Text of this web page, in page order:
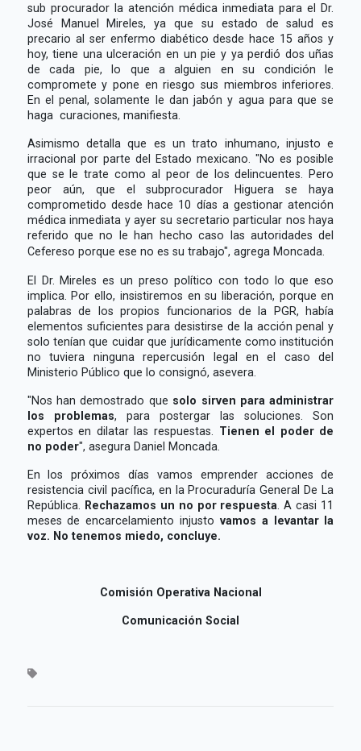
sub procurador la atención médica inmediata para el Dr.
José Manuel Mireles, ya que su estado de salud es
precario al ser enfermo diabético desde hace 15 años y
hoy, tiene una ulceración en un pie y ya perdió dos uñas
de cada pie, lo que a alguien en su condición le
compromete y pone en riesgo sus miembros inferiores.
En el penal, solamente le dan jabón y agua para que se
haga curaciones, manifiesta.
Asimismo detalla que es un trato inhumano, injusto e
irracional por parte del Estado mexicano. "No es posible
que se le trate como al peor de los delincuentes. Pero
peor aún, que el subprocurador Higuera se haya
comprometido desde hace 10 días a gestionar atención
médica inmediata y ayer su secretario particular nos haya
referido que no le han hecho caso las autoridades del
Cefereso porque ese no es su trabajo", agrega Moncada.
El Dr. Mireles es un preso político con todo lo que eso
implica. Por ello, insistiremos en su liberación, porque en
palabras de los propios funcionarios de la PGR, había
elementos suficientes para desistirse de la acción penal y
solo tenían que cuidar que jurídicamente como institución
no tuviera ninguna repercusión legal en el caso del
Ministerio Público que lo consignó, asevera.
"Nos han demostrado que solo sirven para administrar
los problemas, para postergar las soluciones. Son
expertos en dilatar las respuestas. Tienen el poder de
no poder", asegura Daniel Moncada.
En los próximos días vamos emprender acciones de
resistencia civil pacífica, en la Procuraduría General De La
República. Rechazamos un no por respuesta . A casi 11
meses de encarcelamiento injusto vamos a levantar la
voz. No tenemos miedo, concluye.
Comisión Operativa Nacional
Comunicación Social